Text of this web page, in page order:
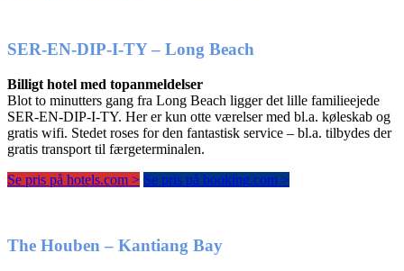
SER-EN-DIP-I-TY – Long Beach
Billigt hotel med topanmeldelser
Blot to minutters gang fra Long Beach ligger det lille familieejede
SER-EN-DIP-I-TY. Her er kun otte værelser med bl.a. køleskab og
gratis wifi. Stedet roses for den fantastisk service – bl.a. tilbydes der
gratis transport til færgeterminalen.
Se pris på hotels.com > Se pris på booking.com >
The Houben – Kantiang Bay